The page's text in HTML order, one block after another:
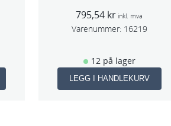
795,54 kr inkl. mva
Varenummer: 16219
12 på lager
LEGG I HANDLEKURV